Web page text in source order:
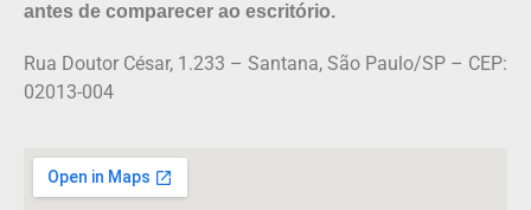
antes de comparecer ao escritório.
Rua Doutor César, 1.233 – Santana, São Paulo/SP – CEP:
02013-004